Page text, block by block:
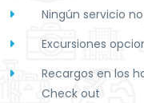
Ningún servicio
Excursiones
Recargos en los
Check out